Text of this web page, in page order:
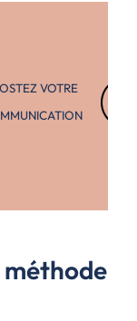
VOTRE
méthode